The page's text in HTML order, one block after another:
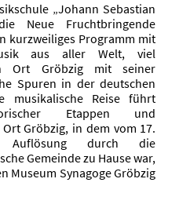
„Johann Sebastian
Neue Fruchtbringende
kurzweiliges Programm mit
aus aller Welt, viel
Ort Gröbzig mit seiner
Spuren in der deutschen
musikalische Reise führt
Etappen und
Gröbzig, in dem vom 17.
durch die
Gemeinde zu Hause war,
Museum Synagoge Gröbzig